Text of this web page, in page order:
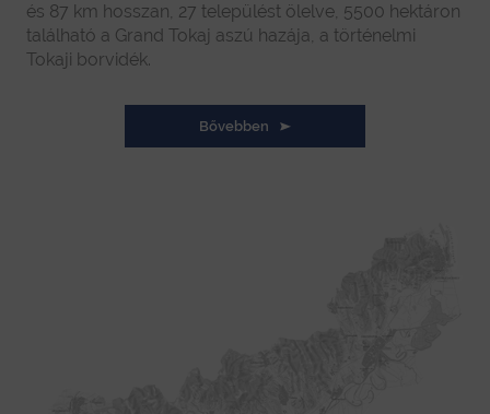
és 87 km hosszan, 27 települést ölelve, 5500 hektáron
található a Grand Tokaj aszú hazája, a történelmi
Tokaji borvidék.
Bővebben